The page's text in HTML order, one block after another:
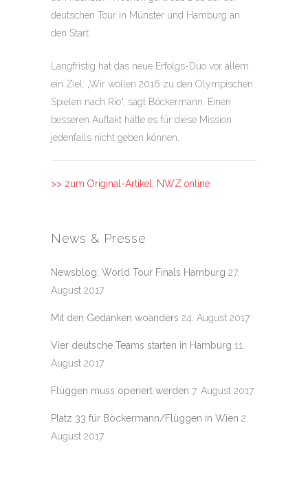
deutschen Tour in Münster und Hamburg an
den Start.
Langfristig hat das neue Erfolgs-Duo vor allem
ein Ziel: „Wir wollen 2016 zu den Olympischen
Spielen nach Rio“, sagt Böckermann. Einen
besseren Auftakt hätte es für diese Mission
jedenfalls nicht geben können.
>> zum Original-Artikel, NWZ online
News & Presse
Newsblog: World Tour Finals Hamburg 27.
August 2017
Mit den Gedanken woanders 24. August 2017
Vier deutsche Teams starten in Hamburg 11.
August 2017
Flüggen muss operiert werden 7. August 2017
Platz 33 für Böckermann/Flüggen in Wien 2.
August 2017